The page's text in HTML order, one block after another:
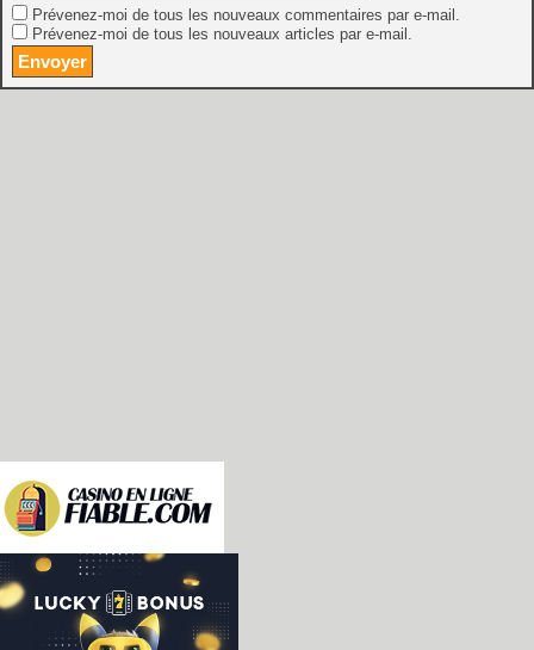
Prévenez-moi de tous les nouveaux commentaires par e-mail.
Prévenez-moi de tous les nouveaux articles par e-mail.